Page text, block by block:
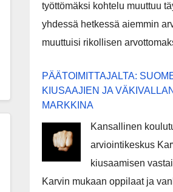
työttömäksi kohtelu muuttuu
yhdessä hetkessä aiemmin
muuttuisi rikollisen
PÄÄTOIMITTAJALTA:
KIUSAAJIEN JA
MARKKINA
Kansallinen
arviointikeskus
kiusaamisen
Karvin mukaan oppilaat ja